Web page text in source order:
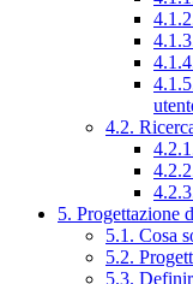
4.2.
5. Progettazione
5.1. Cosa
5.2.
5.3.